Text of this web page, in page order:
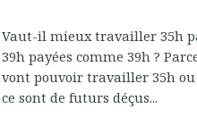
Vaut-il mieux travailler 35h
39h payées comme 39h ?
vont pouvoir travailler 35h
ce sont de futurs déçus...